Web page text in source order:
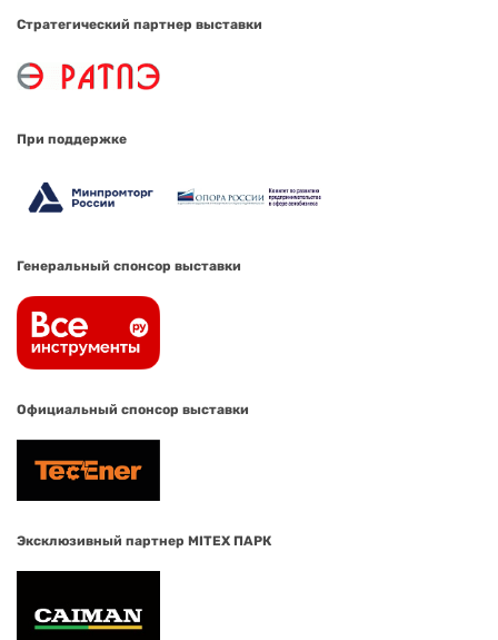
Стратегический партнер выставки
При поддержке
Генеральный спонсор выставки
Официальный спонсор выставки
Эксклюзивный партнер MITEX ПАРК